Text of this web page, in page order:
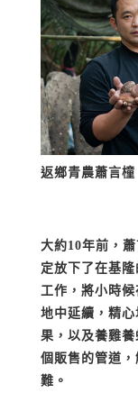
返鄉青農蕭言橦
大約10年前，
定放下了在基
工作，將小時
地中延續，精
果，以及養雞
個販售的管道
難。